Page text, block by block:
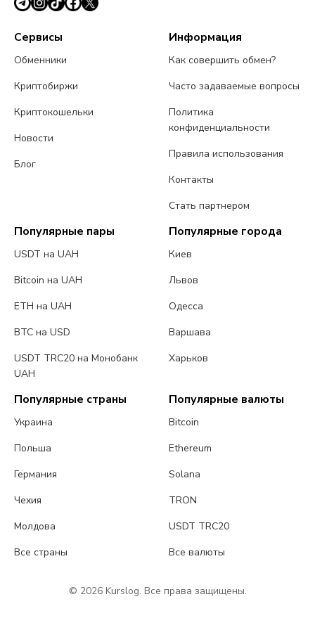
Сервисы
Обменники
Криптобиржи
Криптокошельки
Новости
Блог
Информация
Как совершить обмен?
Часто задаваемые вопросы
Политика
конфиденциальности
Правила использования
Контакты
Стать партнером
Популярные пары
USDT на UAH
Bitcoin на UAH
ETH на UAH
BTC на USD
USDT TRC20 на Монобанк
UAH
Популярные города
Киев
Львов
Одесса
Варшава
Харьков
Популярные страны
Украина
Польша
Германия
Чехия
Молдова
Все страны
Популярные валюты
Bitcoin
Ethereum
Solana
TRON
USDT TRC20
Все валюты
© 2026 Kurslog. Все права защищены.